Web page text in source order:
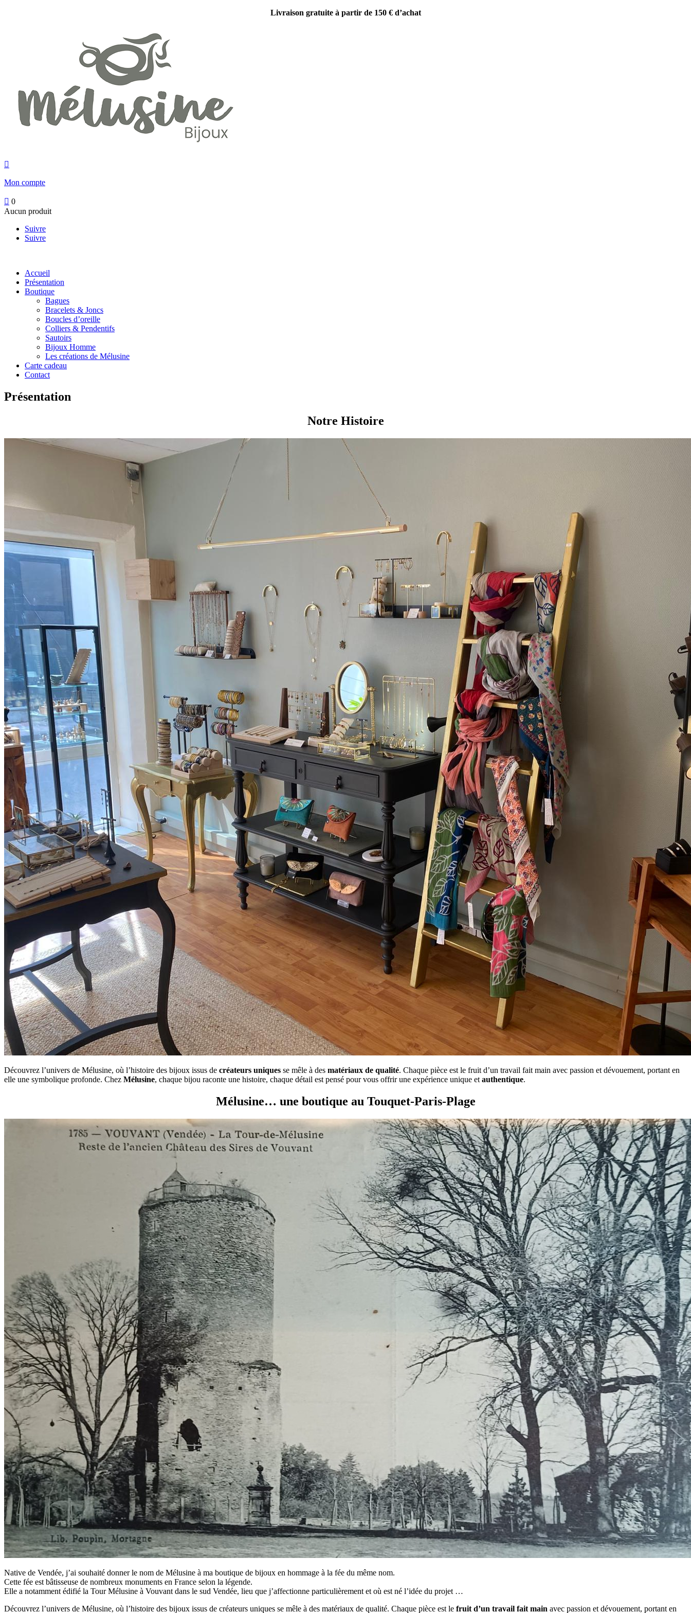
Livraison gratuite à partir de 150 € d’achat

Mon compte
 0
Aucun produit
Suivre
Suivre
Accueil
Présentation
Boutique
Bagues
Bracelets & Joncs
Boucles d’oreille
Colliers & Pendentifs
Sautoirs
Bijoux Homme
Les créations de Mélusine
Carte cadeau
Contact
Présentation
Notre Histoire
Découvrez l’univers de Mélusine, où l’histoire des bijoux issus de créateurs uniques se mêle à des matériaux de qualité. Chaque pièce est le fruit d’un travail fait main avec passion et dévouement, portant en
elle une symbolique profonde. Chez Mélusine, chaque bijou raconte une histoire, chaque détail est pensé pour vous offrir une expérience unique et authentique.
Mélusine… une boutique au Touquet-Paris-Plage
Native de Vendée, j’ai souhaité donner le nom de Mélusine à ma boutique de bijoux en hommage à la fée du même nom.
Cette fée est bâtisseuse de nombreux monuments en France selon la légende.
Elle a notamment édifié la Tour Mélusine à Vouvant dans le sud Vendée, lieu que j’affectionne particulièrement et où est né l’idée du projet …
Découvrez l’univers de Mélusine, où l’histoire des bijoux issus de créateurs uniques se mêle à des matériaux de qualité. Chaque pièce est le fruit d’un travail fait main avec passion et dévouement, portant en